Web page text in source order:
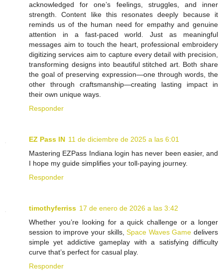
acknowledged for one’s feelings, struggles, and inner
strength. Content like this resonates deeply because it
reminds us of the human need for empathy and genuine
attention in a fast-paced world. Just as meaningful
messages aim to touch the heart, professional embroidery
digitizing services aim to capture every detail with precision,
transforming designs into beautiful stitched art. Both share
the goal of preserving expression—one through words, the
other through craftsmanship—creating lasting impact in
their own unique ways.
Responder
EZ Pass IN 11 de diciembre de 2025 a las 6:01
Mastering EZPass Indiana login has never been easier, and
I hope my guide simplifies your toll-paying journey.
Responder
timothyferriss 17 de enero de 2026 a las 3:42
Whether you’re looking for a quick challenge or a longer
session to improve your skills,Space Waves Game delivers
simple yet addictive gameplay with a satisfying difficulty
curve that’s perfect for casual play.
Responder